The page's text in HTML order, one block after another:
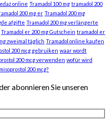
online Tramadol 100 mg tramadol 200
200 mg er Tramadol 200 mg
afgifte Tramadol 200 mg verlängerte
Tramadol er 200 mg Gutschein tramadol er
zweimal täglich Tramadol online kaufen
200 mcg gebruiken waar wordt
200 mcg verwenden wofür wird
200 mcg?
abonnieren Sie unseren